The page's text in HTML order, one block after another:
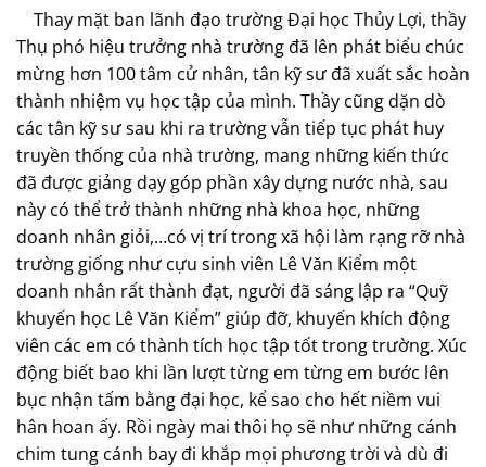
Thay mặt ban lãnh đạo trường Đại học Thủy Lợi, thầy
Thụ phó hiệu trưởng nhà trường đã lên phát biểu chúc
mừng hơn 100 tâm cử nhân, tân kỹ sư đã xuất sắc hoàn
thành nhiệm vụ học tập của mình. Thầy cũng dặn dò
các tân kỹ sư sau khi ra trường vẫn tiếp tục phát huy
truyền thống của nhà trường, mang những kiến thức
đã được giảng dạy góp phần xây dựng nước nhà, sau
này có thể trở thành những nhà khoa học, những
doanh nhân giỏi,…có vị trí trong xã hội làm rạng rỡ nhà
trường giống như cựu sinh viên Lê Văn Kiểm một
doanh nhân rất thành đạt, người đã sáng lập ra “Quỹ
khuyến học Lê Văn Kiểm” giúp đỡ, khuyến khích động
viên các em có thành tích học tập tốt trong trường. Xúc
động biết bao khi lần lượt từng em từng em bước lên
bục nhận tấm bằng đại học, kể sao cho hết niềm vui
hân hoan ấy. Rồi ngày mai thôi họ sẽ như những cánh
chim tung cánh bay đi khắp mọi phương trời và dù đi